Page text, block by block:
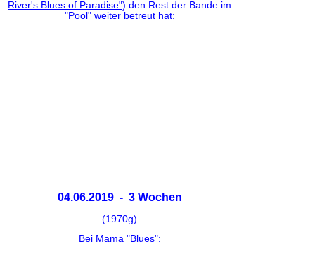
River's Blues of Paradise") den Rest der Bande im
"Pool" weiter betreut hat:
04.06.2019 - 3 Wochen
(1970g)
Bei Mama "Blues":